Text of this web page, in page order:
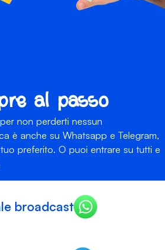
al passo
non perderti nessun
è anche su Whatsapp e Telegram,
preferito. O puoi entrare su tutti e
broadcast